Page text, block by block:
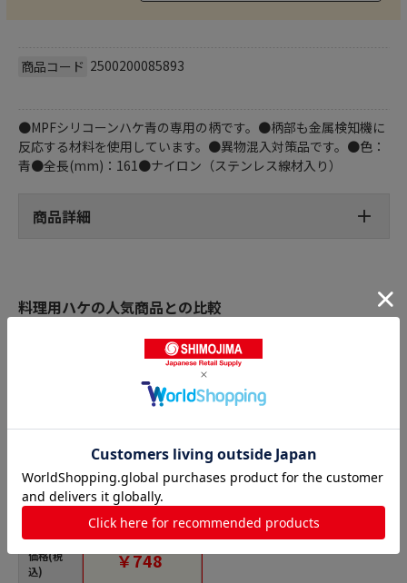
商品コード 2500200085893
●MPFシリコーンハケ青の専用の柄です。●柄部も金属検知機に
反応する材料を使用しています。●異物混入対策品です。●色：
青●全長(mm)：161●ナイロン（ステンレス線材入り）
商品詳細
料理用ハケの人気商品との比較
商品名
価格(税
込)
トラスコ中山 アラム
MPF シリコーンハケ
MPF-SBR-HD-BL(柄部
のみ)（ご注文単位1
個）【直送品】
￥748